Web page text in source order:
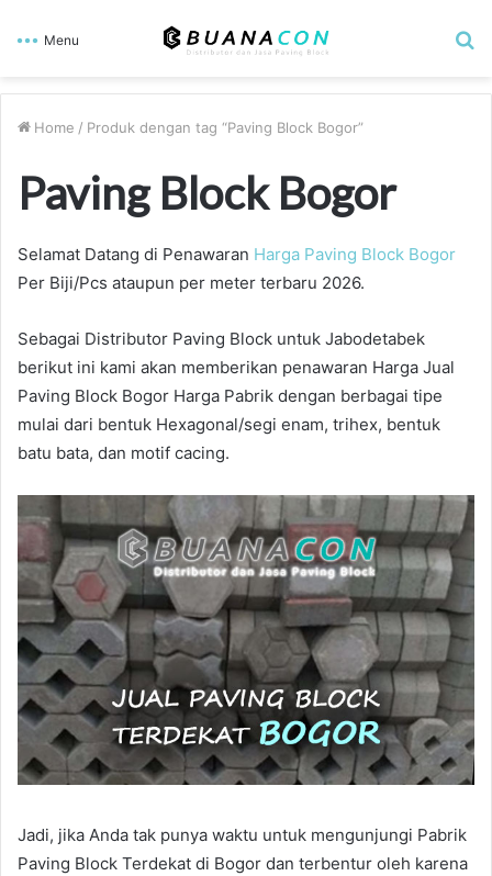
Menu
Home / Produk dengan tag “Paving Block Bogor”
Paving Block Bogor
Selamat Datang di Penawaran Harga Paving Block Bogor
Per Biji/Pcs ataupun per meter terbaru 2026.
Sebagai Distributor Paving Block untuk Jabodetabek
berikut ini kami akan memberikan penawaran Harga Jual
Paving Block Bogor Harga Pabrik dengan berbagai tipe
mulai dari bentuk Hexagonal/segi enam, trihex, bentuk
batu bata, dan motif cacing.
Jadi, jika Anda tak punya waktu untuk mengunjungi Pabrik
Paving Block Terdekat di Bogor dan terbentur oleh karena